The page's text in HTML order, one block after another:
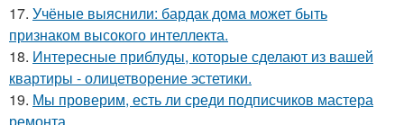
17. Учёные выяснили: бардак дома может быть
признаком высокого интеллекта.
18. Интересные приблуды, которые сделают из вашей
квартиры - олицетворение эстетики.
19. Мы проверим, есть ли среди подписчиков мастера